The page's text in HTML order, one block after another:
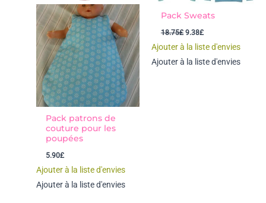
Pack patrons de
couture pour les
poupées
5.90£
Ajouter à la liste d'envies
Ajouter à la liste d'envies
Pack Sweats
18.75£ Le
initial
était :
18.75£.
9.38£Le
actuel
est :
9.38£.
Ajouter à la liste d'envies
Ajouter à la liste d'envies